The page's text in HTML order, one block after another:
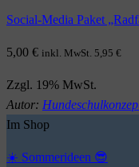
Social-Media Paket
5,00 € inkl. MwSt. 5,95 €
Zzgl. 19% MwSt.
Autor:
Im Shop
☀️ Sommerideen 😎